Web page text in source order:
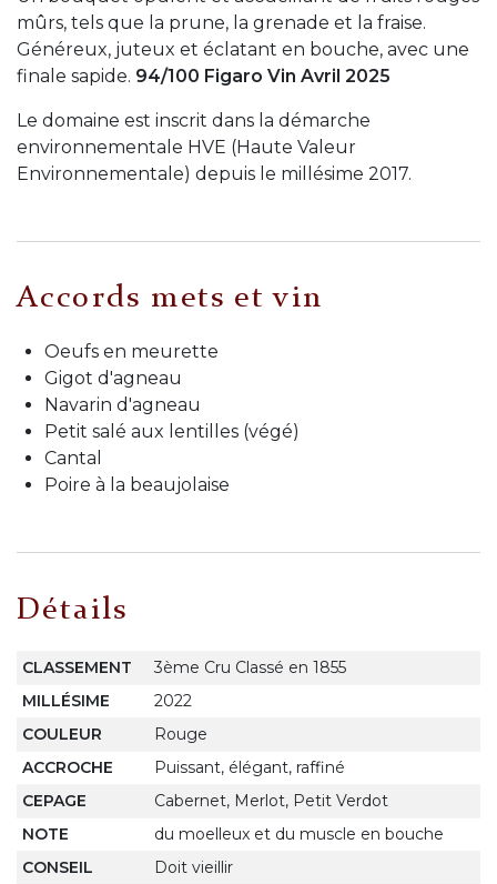
mûrs, tels que la prune, la grenade et la fraise.
Généreux, juteux et éclatant en bouche, avec une
finale sapide. 94/100 Figaro Vin Avril 2025
Le domaine est inscrit dans la démarche
environnementale HVE (Haute Valeur
Environnementale) depuis le millésime 2017.
Accords mets et vin
Oeufs en meurette
Gigot d'agneau
Navarin d'agneau
Petit salé aux lentilles (végé)
Cantal
Poire à la beaujolaise
Détails
CLASSEMENT
3ème Cru Classé en 1855
MILLÉSIME
2022
COULEUR
Rouge
ACCROCHE
Puissant, élégant, raffiné
CEPAGE
Cabernet, Merlot, Petit Verdot
NOTE
du moelleux et du muscle en bouche
CONSEIL
Doit vieillir